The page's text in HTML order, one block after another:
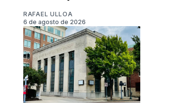
RAFAEL ULLOA
6 de agosto de 2026